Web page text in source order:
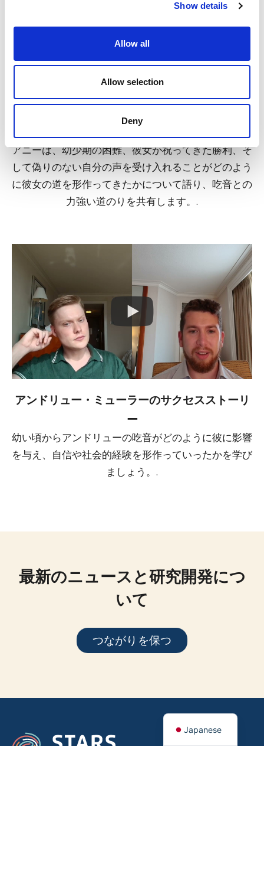
Show details
Allow all
Allow selection
Deny
アニーは、幼少期の困難、彼女が祝ってきた勝利、そ
して偽りのない自分の声を受け入れることがどのよう
に彼女の道を形作ってきたかについて語り、吃音との
力強い道のりを共有します。.
アンドリュー・ミューラーのサクセスストーリ
ー
幼い頃からアンドリューの吃音がどのように彼に影響
を与え、自信や社会的経験を形作っていったかを学び
ましょう。.
最新のニュースと研究開発につ
いて
つながりを保つ
Japanese